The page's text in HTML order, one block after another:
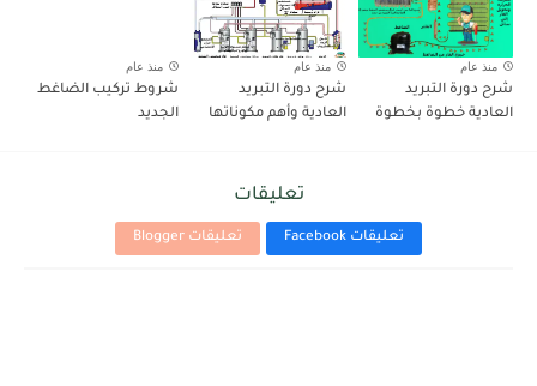
منذ عام
شرح دورة التبريد
العادية خطوة بخطوة
منذ عام
شرح دورة التبريد
العادية وأهم مكوناتها
منذ عام
شروط تركيب الضاغط
الجديد
تعليقات
تعليقات Facebook تعليقات Blogger